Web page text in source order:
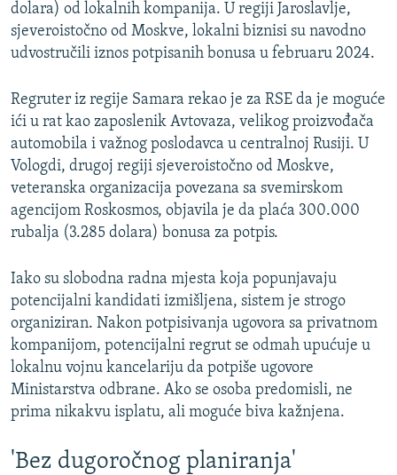
dolara) od lokalnih kompanija. U regiji Jaroslavlje,
sjeveroistočno od Moskve, lokalni biznisi su navodno
udvostručili iznos potpisanih bonusa u februaru 2024.
Regruter iz regije Samara rekao je za RSE da je moguće
ići u rat kao zaposlenik Avtovaza, velikog proizvođača
automobila i važnog poslodavca u centralnoj Rusiji. U
Vologdi, drugoj regiji sjeveroistočno od Moskve,
veteranska organizacija povezana sa svemirskom
agencijom Roskosmos, objavila je da plaća 300.000
rubalja (3.285 dolara) bonusa za potpis.
Iako su slobodna radna mjesta koja popunjavaju
potencijalni kandidati izmišljena, sistem je strogo
organiziran. Nakon potpisivanja ugovora sa privatnom
kompanijom, potencijalni regrut se odmah upućuje u
lokalnu vojnu kancelariju da potpiše ugovore
Ministarstva odbrane. Ako se osoba predomisli, ne
prima nikakvu isplatu, ali moguće biva kažnjena.
'Bez dugoročnog planiranja'